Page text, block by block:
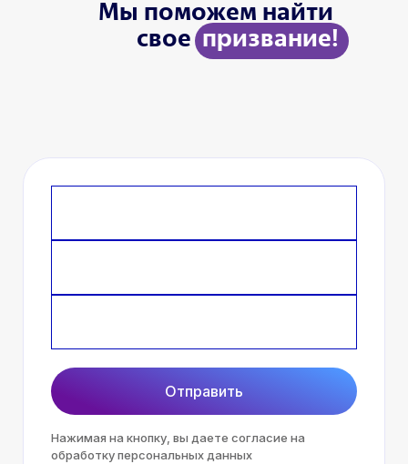
Мы поможем найти
своепризвание!
Отправить
Нажимая на кнопку, вы даете согласие на
обработку персональных данных